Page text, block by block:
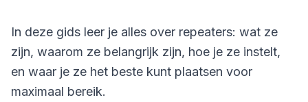
In deze gids leer je alles over repeaters: wat ze
zijn, waarom ze belangrijk zijn, hoe je ze instelt,
en waar je ze het beste kunt plaatsen voor
maximaal bereik.